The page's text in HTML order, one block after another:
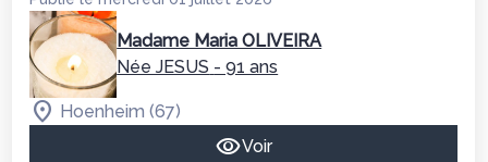
Madame Maria OLIVEIRA
Née JESUS - 91 ans
Hoenheim (67)
Voir